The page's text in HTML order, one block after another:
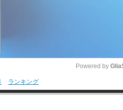
M
Powered by
ランキング